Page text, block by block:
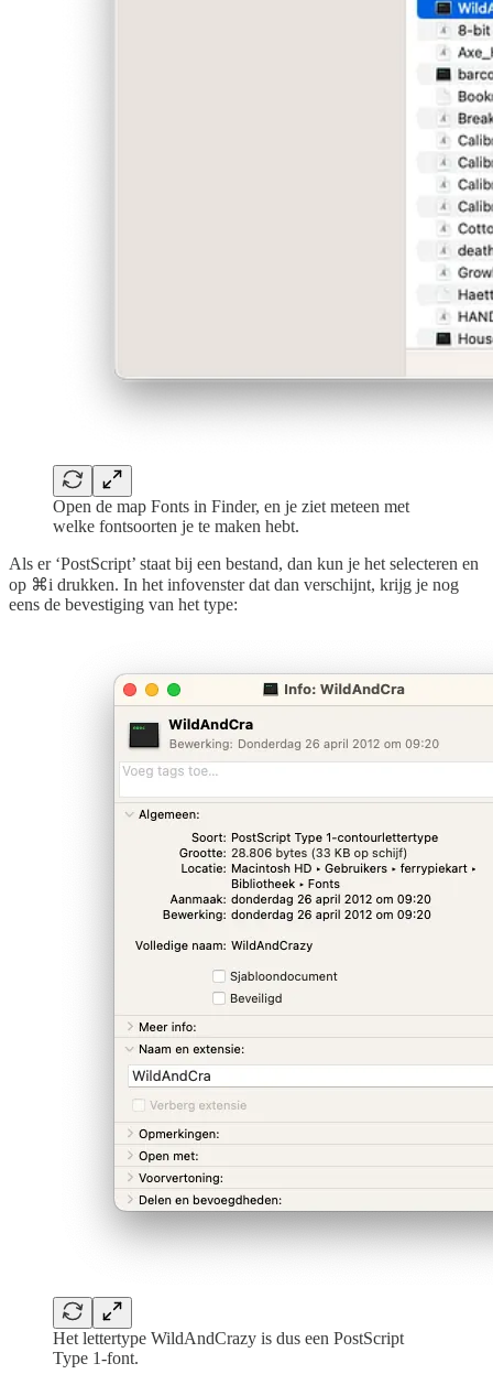
Open de map Fonts in Finder, en je ziet meteen met
welke fontsoorten je te maken hebt.
Als er ‘PostScript’ staat bij een bestand, dan kun je het selecteren en
op ⌘i drukken. In het infovenster dat dan verschijnt, krijg je nog
eens de bevestiging van het type:
Het lettertype WildAndCrazy is dus een PostScript
Type 1-font.